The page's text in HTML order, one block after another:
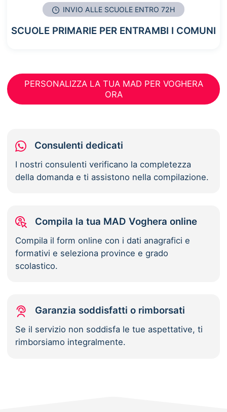
INVIO ALLE SCUOLE ENTRO 72H
SCUOLE PRIMARIE PER ENTRAMBI I COMUNI
PERSONALIZZA LA TUA MAD PER VOGHERA
ORA
Consulenti dedicati
I nostri consulenti verificano la completezza
della domanda e ti assistono nella compilazione.
Compila la tua MAD Voghera online
Compila il form online con i dati anagrafici e
formativi e seleziona province e grado
scolastico.
Garanzia soddisfatti o rimborsati
Se il servizio non soddisfa le tue aspettative, ti
rimborsiamo integralmente.